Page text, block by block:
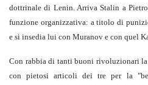
dottrinale di Lenin. Arriva Stalin a
funzione organizzativa: a titolo di
e si insedia lui con Muranov e con quel
Con rabbia di tanti buoni rivoluzionari la
con pietosi articoli dei tre per la